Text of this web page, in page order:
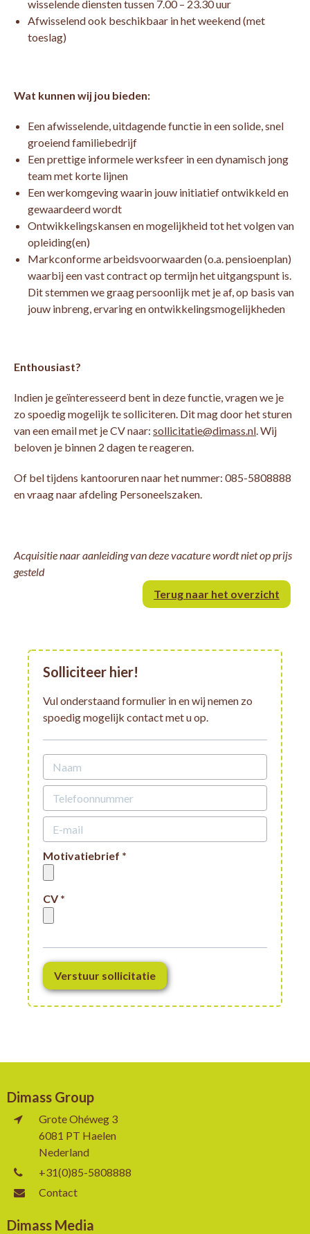
wisselende diensten tussen 7.00 – 23.30 uur
Afwisselend ook beschikbaar in het weekend (met
toeslag)
Wat kunnen wij jou bieden:
Een afwisselende, uitdagende functie in een solide, snel
groeiend familiebedrijf
Een prettige informele werksfeer in een dynamisch jong
team met korte lijnen
Een werkomgeving waarin jouw initiatief ontwikkeld en
gewaardeerd wordt
Ontwikkelingskansen en mogelijkheid tot het volgen van
opleiding(en)
Markconforme arbeidsvoorwaarden (o.a. pensioenplan)
waarbij een vast contract op termijn het uitgangspunt is.
Dit stemmen we graag persoonlijk met je af, op basis van
jouw inbreng, ervaring en ontwikkelingsmogelijkheden
Enthousiast?
Indien je geïnteresseerd bent in deze functie, vragen we je
zo spoedig mogelijk te solliciteren. Dit mag door het sturen
van een email met je CV naar: sollicitatie@dimass.nl. Wij
beloven je binnen 2 dagen te reageren.
Of bel tijdens kantooruren naar het nummer: 085-5808888
en vraag naar afdeling Personeelszaken.
Acquisitie naar aanleiding van deze vacature wordt niet op prijs
gesteld
Terug naar het overzicht
Solliciteer hier!
Vul onderstaand formulier in en wij nemen zo
spoedig mogelijk contact met u op.
Motivatiebrief *
CV *
Verstuur sollicitatie
Dimass Group
Grote Ohéweg 3
6081 PT Haelen
Nederland
+31(0)85-5808888
Contact
Dimass Media